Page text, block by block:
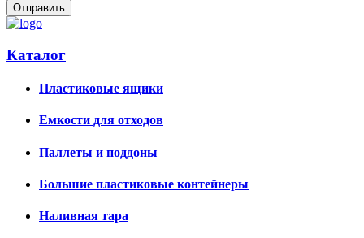
Каталог
Пластиковые ящики
Емкости для отходов
Паллеты и поддоны
Большие пластиковые контейнеры
Наливная тара